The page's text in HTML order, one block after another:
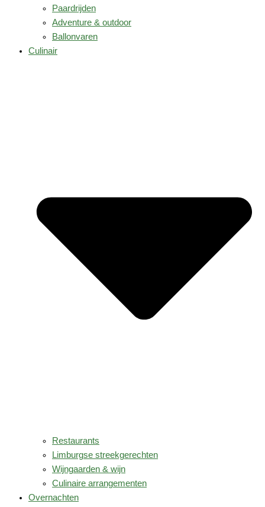
Paardrijden
Adventure & outdoor
Ballonvaren
Culinair
Restaurants
Limburgse streekgerechten
Wijngaarden & wijn
Culinaire arrangementen
Overnachten